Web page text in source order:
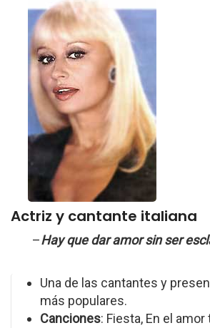
Actriz y cantante italiana
–Hay que dar amor sin ser
Una de las cantantes y
más populares.
Canciones: Fiesta, En el